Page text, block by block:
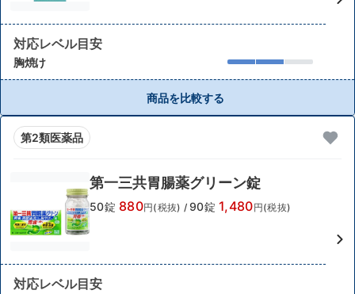
対応レベル目安
胸焼け
商品を比較する
第2類医薬品
第一三共胃腸薬グリーン錠
50錠 880円(税抜) / 90錠 1,480円(税抜)
対応レベル目安